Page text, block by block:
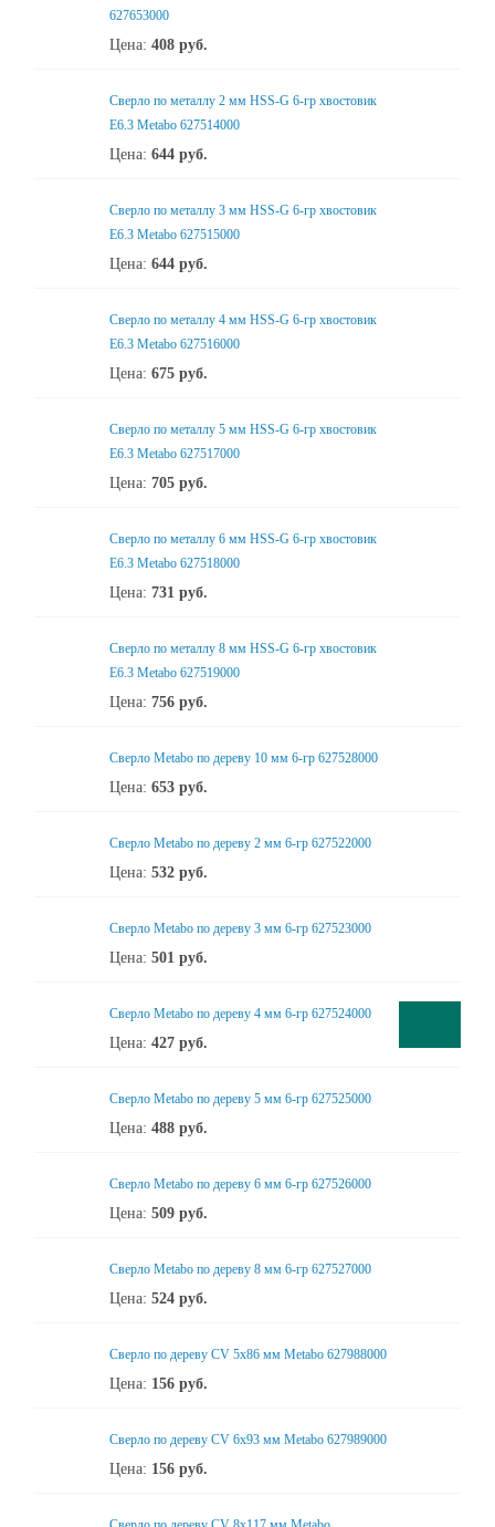
627653000
Цена: 408 руб.
Сверло по металлу 2 мм HSS-G 6-гр хвостовик
Е6.3 Metabo 627514000
Цена: 644 руб.
Сверло по металлу 3 мм HSS-G 6-гр хвостовик
Е6.3 Metabo 627515000
Цена: 644 руб.
Сверло по металлу 4 мм HSS-G 6-гр хвостовик
Е6.3 Metabo 627516000
Цена: 675 руб.
Сверло по металлу 5 мм HSS-G 6-гр хвостовик
Е6.3 Metabo 627517000
Цена: 705 руб.
Сверло по металлу 6 мм HSS-G 6-гр хвостовик
Е6.3 Metabo 627518000
Цена: 731 руб.
Сверло по металлу 8 мм HSS-G 6-гр хвостовик
Е6.3 Metabo 627519000
Цена: 756 руб.
Сверло Metabo по дереву 10 мм 6-гр 627528000
Цена: 653 руб.
Сверло Metabo по дереву 2 мм 6-гр 627522000
Цена: 532 руб.
Сверло Metabo по дереву 3 мм 6-гр 627523000
Цена: 501 руб.
Сверло Metabo по дереву 4 мм 6-гр 627524000
Цена: 427 руб.
Сверло Metabo по дереву 5 мм 6-гр 627525000
Цена: 488 руб.
Сверло Metabo по дереву 6 мм 6-гр 627526000
Цена: 509 руб.
Сверло Metabo по дереву 8 мм 6-гр 627527000
Цена: 524 руб.
Сверло по дереву CV 5х86 мм Metabo 627988000
Цена: 156 руб.
Сверло по дереву CV 6x93 мм Metabo 627989000
Цена: 156 руб.